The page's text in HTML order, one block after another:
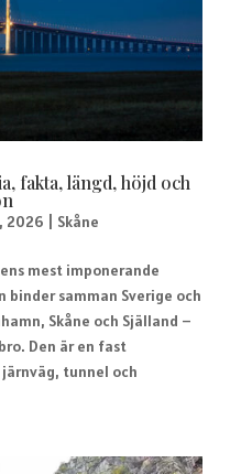
fakta, längd, höjd och
2026 Skåne
mest imponerande
samman Sverige och
Skåne och Själland –
Den är en fast
tunnel och